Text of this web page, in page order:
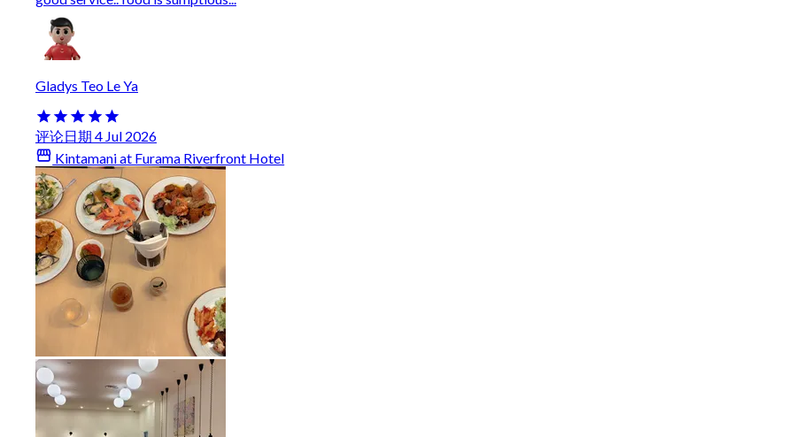
Gladys Teo Le Ya
评论日期 4 Jul 2026
Kintamani at Furama Riverfront Hotel